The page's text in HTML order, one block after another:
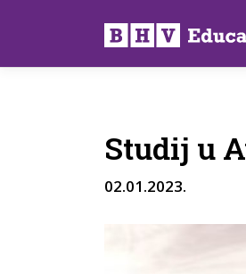
Studij u
02.01.2023.